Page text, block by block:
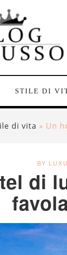
STILE DI
di vita » Un
BY
di